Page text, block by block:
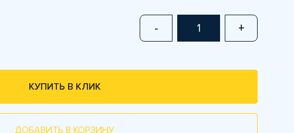
- +
КУПИТЬ В КЛИК
ДОБАВИТЬ В КОРЗИНУ